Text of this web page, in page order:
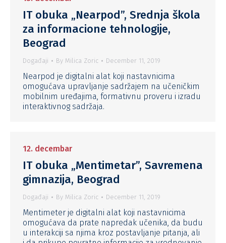
IT obuka „Nearpod”, Srednja škola
za informacione tehnologije,
Beograd
Događaji By Milica Zoric December 11, 2019
Nearpod je digitalni alat koji nastavnicima
omogućava upravljanje sadržajem na učeničkim
mobilnim uređajima, formativnu proveru i izradu
interaktivnog sadržaja.
12. decembar
IT obuka „Mentimetar”, Savremena
gimnazija, Beograd
Događaji By Milica Zoric December 11, 2019
Mentimeter je digitalni alat koji nastavnicima
omogućava da prate napredak učenika, da budu
u interakciji sa njima kroz postavljanje pitanja, ali